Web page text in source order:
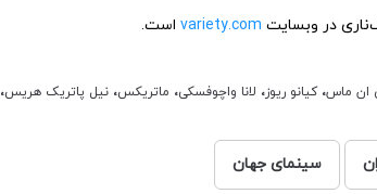
در وبسایت variety.com است.
ان ماس، کیانو ریوز، لانا واچوفسکی، ماتریکس، نیل پاتریک هریس،
سینمای جهان